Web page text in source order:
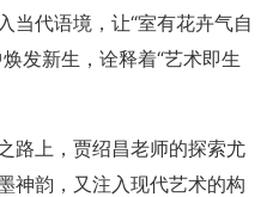
当代语境，让“室有花卉气自
发新生，诠释着“艺术即生
路上，贾绍昌老师的探索尤
神韵，又注入现代艺术的构